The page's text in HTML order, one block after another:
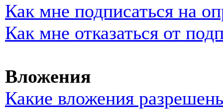
Как мне подписаться на
Как мне отказаться от
Вложения
Какие вложения